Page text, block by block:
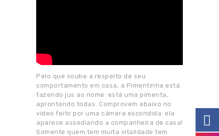
Pelo que soube a respeito de seu
comportamento em casa, a Pimentinha está
fazendo jus ao nome: está uma pimenta,
aprontando todas. Comprovem abaixo no
vídeo feito por uma câmera escondida: ela
aparece assediando a companheira de casa!
Somente quem tem muita vitalidade tem